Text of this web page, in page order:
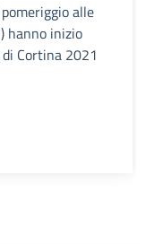
alle
hanno inizio
Cortina 2021